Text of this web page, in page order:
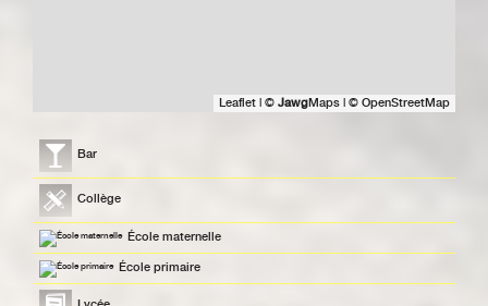
Leaflet © JawgMaps © OpenStreetMap
Bar
Collège
École maternelle
École primaire